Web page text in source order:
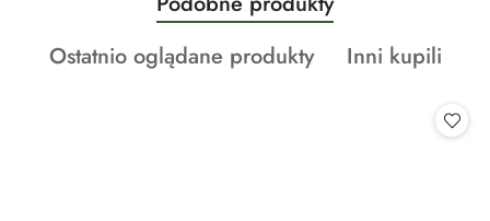
Pomiń karuzelę produktów
o
statusie:
Produkty
Ostatnio oglądane produkty
Produkty
Inni kupili